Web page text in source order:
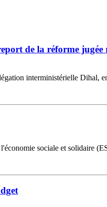
de la réforme jugée
interministérielle
sociale et solidaire